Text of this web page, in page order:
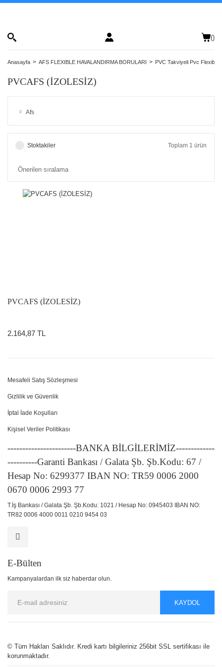
()
Anasayfa AFS FLEXIBLE HAVALANDIRMA BORULARI PVC Takviyeli Pvc Flexible
PVCAFS (İZOLESİZ)
Afs
Stoktakiler Toplam 1 ürün
PVCAFS (İZOLESİZ)
2.164,87 TL
Mesafeli Satış Sözleşmesi
Gizlilik ve Güvenlik
İptal İade Koşulları
Kişisel Veriler Politikası
-----------------------BANKA BİLGİLERİMİZ-------------
----------Garanti Bankası / Galata Şb. Şb.Kodu: 67 /
Hesap No: 6299377 IBAN NO: TR59 0006 2000
0670 0006 2993 77
T.İş Bankası / Galata Şb. Şb.Kodu: 1021 / Hesap No: 0945403 IBAN NO:
TR82 0006 4000 0011 0210 9454 03
E-Bülten
Kampanyalardan ilk siz haberdar olun.
KAYDOL
© Tüm Hakları Saklıdır. Kredi kartı bilgileriniz 256bit SSL sertifikası ile
korunmaktadır.